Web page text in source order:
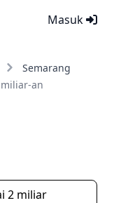
Masuk
Semarang
an
2 miliar